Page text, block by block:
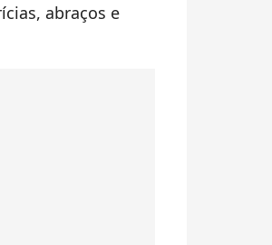
abraços e